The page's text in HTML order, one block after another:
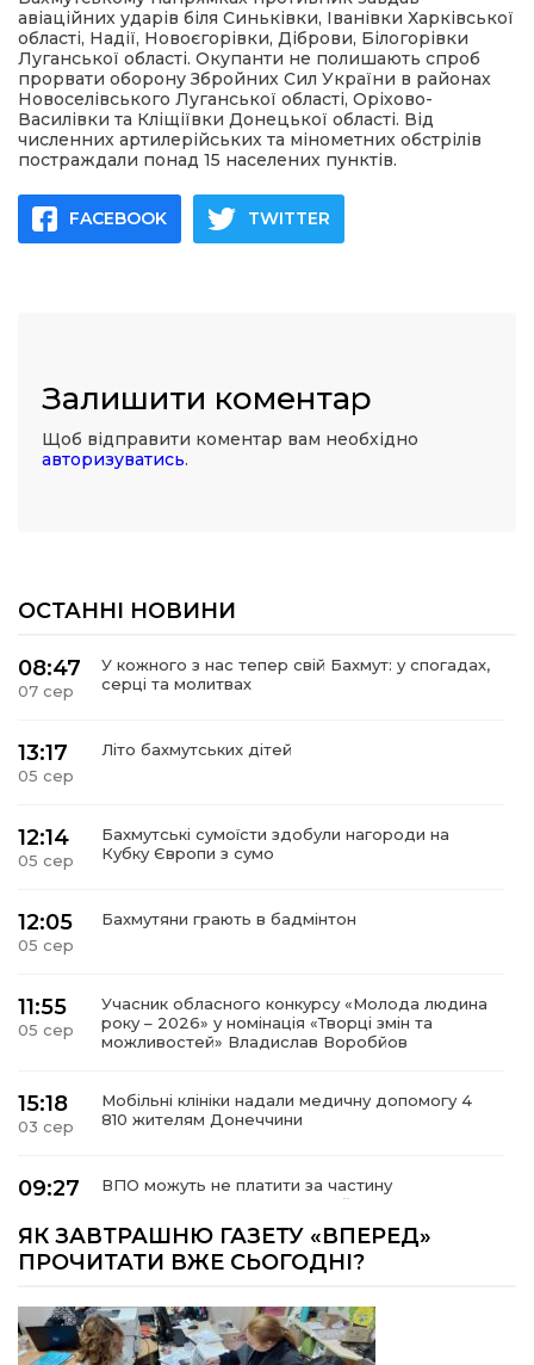
політика
місія
авіаційних ударів біля Синьківки, Іванівки Харківської
області, Надії, Новоєгорівки, Діброви, Білогорівки
Луганської області. Окупанти не полишають спроб
прорвати оборону Збройних Сил України в районах
Новоселівського Луганської області, Оріхово-
Василівки та Кліщіївки Донецької області. Від
численних артилерійських та мінометних обстрілів
постраждали понад 15 населених пунктів.
FACEBOOK TWITTER
Залишити коментар
Щоб відправити коментар вам необхідно
авторизуватись.
ОСТАННІ НОВИНИ
08:47
07 сер
У кожного з нас тепер свій Бахмут: у спогадах,
серці та молитвах
13:17
05 сер
Літо бахмутських дітей
12:14
05 сер
Бахмутські сумоїсти здобули нагороди на
Кубку Європи з сумо
12:05
05 сер
Бахмутяни грають в бадмінтон
11:55
05 сер
Учасник обласного конкурсу «Молода людина
року – 2026» у номінація «Творці змін та
можливостей» Владислав Воробйов
15:18
03 сер
Мобільні клініки надали медичну допомогу 4
810 жителям Донеччини
09:27
ВПО можуть не платити за частину
комунальних послуг: про що йдеться
14:12
Досі ВПО? Юристка розповіла, коли
внутрішньо переміщеної особи
ЯК ЗАВТРАШНЮ ГАЗЕТУ «ВПЕРЕД»
ПРОЧИТАТИ ВЖЕ СЬОГОДНІ?